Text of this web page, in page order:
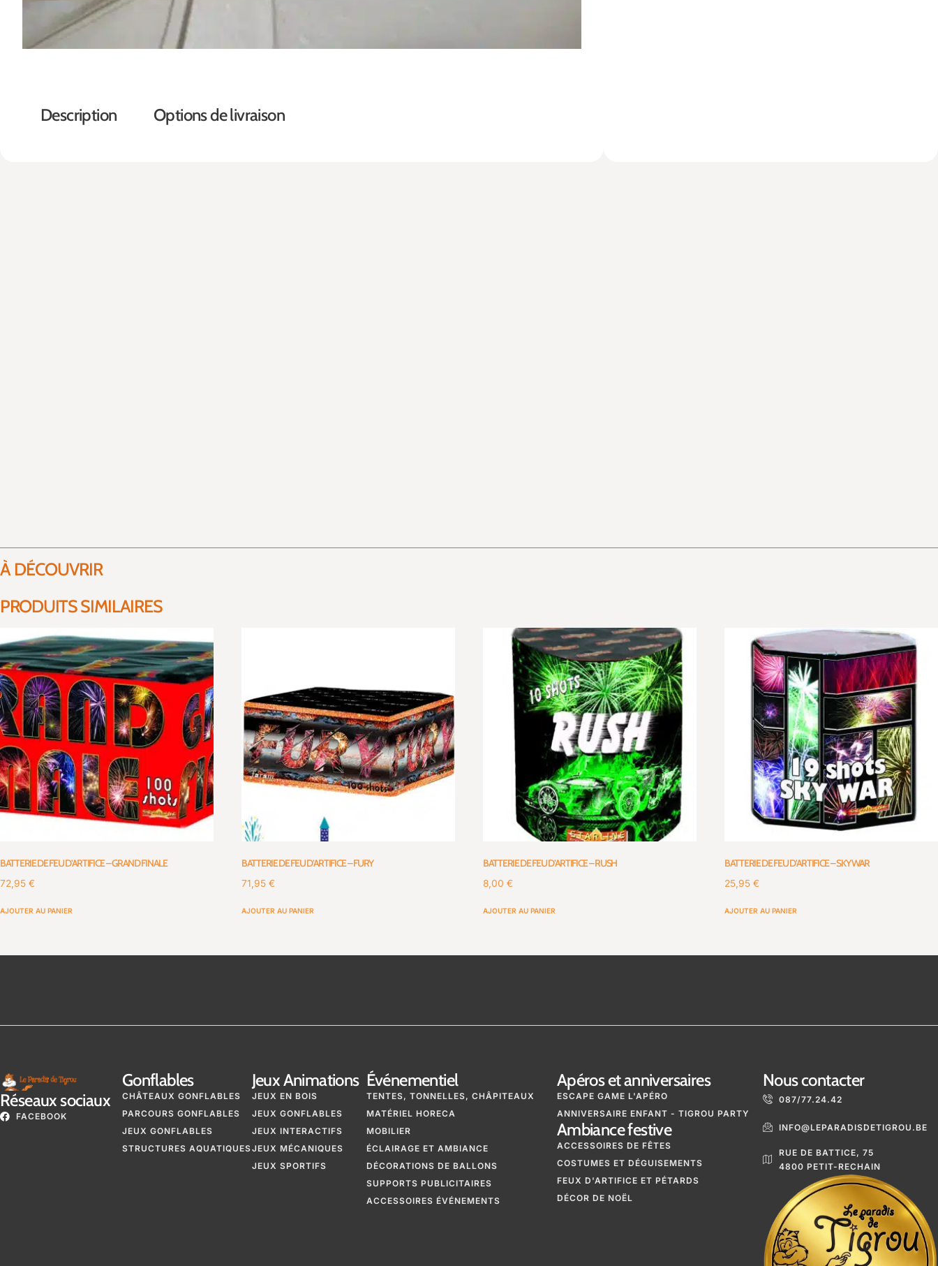
Description Options de livraison
À DÉCOUVRIR
PRODUITS SIMILAIRES
BATTERIE DE FEU D’ARTIFICE – GRAND FINALE
72,95 €
AJOUTER AU PANIER
BATTERIE DE FEU D’ARTIFICE – FURY
71,95 €
AJOUTER AU PANIER
BATTERIE DE FEU D’ARTIFICE – RUSH
8,00 €
AJOUTER AU PANIER
BATTERIE DE FEU D’ARTIFICE – SKY WAR
25,95 €
AJOUTER AU PANIER
Réseaux sociaux
FACEBOOK
Gonflables
CHÂTEAUX GONFLABLES
PARCOURS GONFLABLES
JEUX GONFLABLES
STRUCTURES AQUATIQUES
Jeux Animations
JEUX EN BOIS
JEUX GONFLABLES
JEUX INTERACTIFS
JEUX MÉCANIQUES
JEUX SPORTIFS
Événementiel
TENTES, TONNELLES, CHÂPITEAUX
MATÉRIEL HORECA
MOBILIER
ÉCLAIRAGE ET AMBIANCE
DÉCORATIONS DE BALLONS
SUPPORTS PUBLICITAIRES
ACCESSOIRES ÉVÉNEMENTS
Apéros et anniversaires
ESCAPE GAME L'APÉRO
ANNIVERSAIRE ENFANT - TIGROU PARTY
Ambiance festive
ACCESSOIRES DE FÊTES
COSTUMES ET DÉGUISEMENTS
FEUX D'ARTIFICE ET PÉTARDS
DÉCOR DE NOËL
Nous contacter
087/77.24.42
INFO@LEPARADISDETIGROU.BE
RUE DE BATTICE, 75
4800 PETIT-RECHAIN